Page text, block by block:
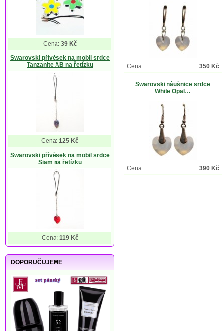
350 Kč
Cena:
Swarovski náušnice srdce
White Opal…
390 Kč
Cena:
Cena: 39 Kč
Swarovski přívěsek na mobil srdce
Tanzanite AB na řetízku
Cena: 125 Kč
Swarovski přívěsek na mobil srdce
Siam na řetízku
Cena: 119 Kč
DOPORUČUJEME